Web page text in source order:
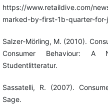
https://www.retaildive.com/
marked-by-first-1b-quarter-
Salzer-Mörling, M. (2010).
Consumer Behaviour: A
Studentlitteratur.
Sassatelli, R. (2007).
Sage.